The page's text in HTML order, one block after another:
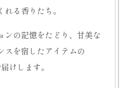
れる 香りたち。
ンの記憶をたどり、 甘美な
スを宿したアイテムの
けします。